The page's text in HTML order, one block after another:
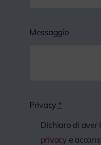
Messaggio
Privacy *
Dichiaro di aver
privacye